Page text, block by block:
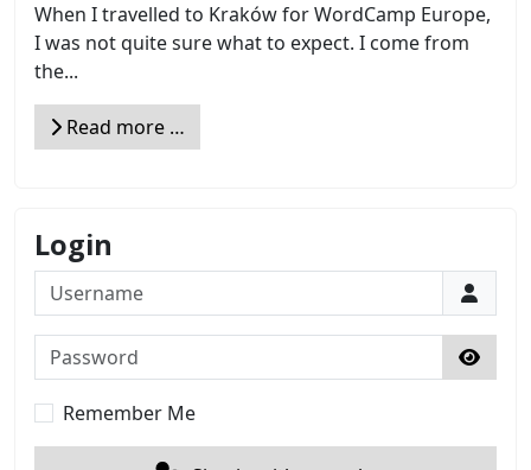
When I travelled to Kraków for WordCamp Europe,
I was not quite sure what to expect. I come from
the...
Read more …
Login
Username
Password
Show
Remember Me